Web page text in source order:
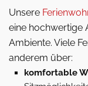
Unsere
eine hochwertige
Ambiente. Viele
anderem über:
komfortable